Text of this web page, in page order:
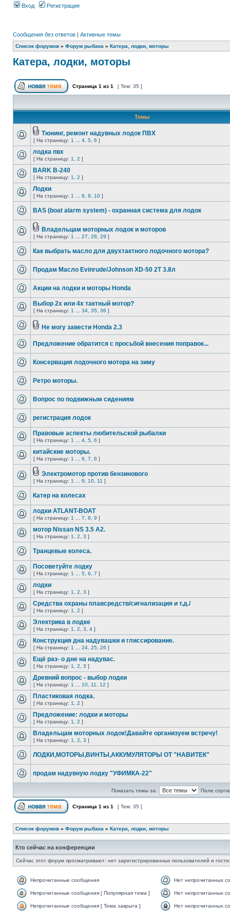
Вход Регистрация
Сообщения без ответов | Активные темы
Список форумов » Форум рыбака » Катера, лодки, моторы
Катера, лодки, моторы
Страница 1 из 1 [ Тем: 35 ]
Темы
Тюнинг, ремонт надувных лодок ПВХ
[ На страницу: 1 4 5 6 ]
лодка пвх
[ На страницу: 1 2 ]
BARK B-240
[ На страницу: 1 2 ]
Лодки
[ На страницу: 1 8 9 10 ]
BAS (boat alarm system) - охранная система для лодок
Владельцам моторных лодок и моторов
[ На страницу: 1 27 28 29 ]
Как выбрать масло для двухтактного лодочного мотора?
Продам Масло Evinrude/Johnson XD-50 2Т 3.8л
Акции на лодки и моторы Honda
Выбор 2х или 4х тактный мотор?
[ На страницу: 1 34 35 36 ]
Не могу завести Honda 2.3
Предложение обратится с просьбой внесения поправок...
Консервация лодочного мотора на зиму
Ретро моторы.
Вопрос по подвижным сидениям
регистрация лодок
Правовые аспекты любительской рыбалки
[ На страницу: 1 4 5 6 ]
китайские моторы.
[ На страницу: 1 6 7 8 ]
Электромотор против бензинового
[ На страницу: 1 9 10 11 ]
Катер на колесах
лодки ATLANT-BOAT
[ На страницу: 1 7 8 9 ]
мотор Nissan NS 3.5 A2.
[ На страницу: 1 2 3 ]
Транцевые колеса.
Посоветуйте лодку
[ На страницу: 1 5 6 7 ]
лодки
[ На страницу: 1 2 3 ]
Средства охраны плавсредств/cигнализация и т.д./
[ На страницу: 1 2 ]
Электрика в лодке
[ На страницу: 1 2 3 4 ]
Конструкция дна надувашки и глиссирование.
[ На страницу: 1 24 25 26 ]
Ещё раз- о дне на надувас.
[ На страницу: 1 2 3 ]
Древний вопрос - выбор лодки
[ На страницу: 1 10 11 12 ]
Пластиковая лодка.
[ На страницу: 1 2 ]
Предложение: лодки и моторы
[ На страницу: 1 2 ]
Владельцам моторных лодок!Давайте организуем встречу!
[ На страницу: 1 2 3 ]
ЛОДКИ,МОТОРЫ,ВИНТЫ,АККУМУЛЯТОРЫ ОТ "НАВИТЕК"
продам надувную лодку "УФИМКА-22"
Показать темы за: Поле
Страница 1 из 1 [ Тем: 35 ]
Список форумов » Форум рыбака » Катера, лодки, моторы
Кто сейчас на конференции
Сейчас этот форум просматривают: нет зарегистрированных пользователей и
Непрочитанные сообщения Нет непрочитанных
Непрочитанные сообщения [ Популярная тема ] Нет непрочитанных
Непрочитанные сообщения [ Тема закрыта ] Нет непрочитанных